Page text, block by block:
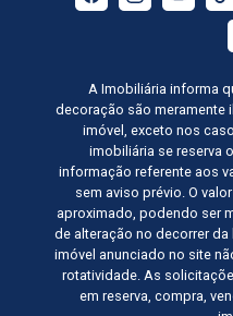
A Imobiliária informa
decoração são meramente
imóvel, exceto nos
imobiliária se reserva
informação referente aos
sem aviso prévio. O
aproximado, podendo ser
de alteração no decorrer
imóvel anunciado no site
rotatividade. As
em reserva, compra,